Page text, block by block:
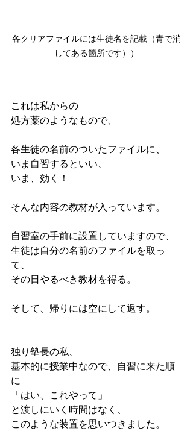
各クリアファイルには生徒名を記載（青で消
してある箇所です））
これは私からの
処方薬のようなもので、
各生徒の名前のついたファイルに、
いま自習するといい、
いま、効く！
そんな内容の教材が入っています。
自習室の手前に設置していますので、
生徒は自分の名前のファイルを取っ
て、
その日やるべき教材を得る。
そして、帰りには空にして返す。
独り塾長の私、
基本的に授業中なので、自習に来た順
に
「はい、これやって」
と渡しにいく時間はなく、
このような装置を思いつきました。